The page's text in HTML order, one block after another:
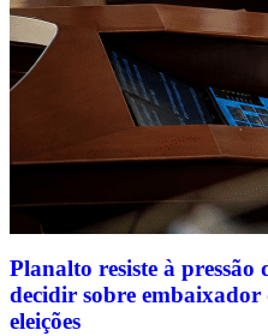
Planalto resiste à pressão
decidir sobre embaixador
eleições